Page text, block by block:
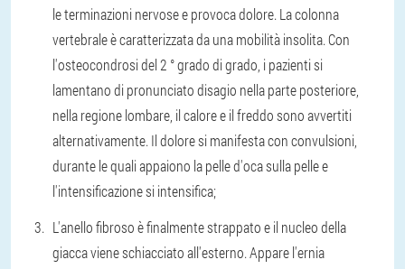
le terminazioni nervose e provoca dolore. La colonna
vertebrale è caratterizzata da una mobilità insolita. Con
l'osteocondrosi del 2 ° grado di grado, i pazienti si
lamentano di pronunciato disagio nella parte posteriore,
nella regione lombare, il calore e il freddo sono avvertiti
alternativamente. Il dolore si manifesta con convulsioni,
durante le quali appaiono la pelle d'oca sulla pelle e
l'intensificazione si intensifica;
L'anello fibroso è finalmente strappato e il nucleo della
giacca viene schiacciato all'esterno. Appare l'ernia